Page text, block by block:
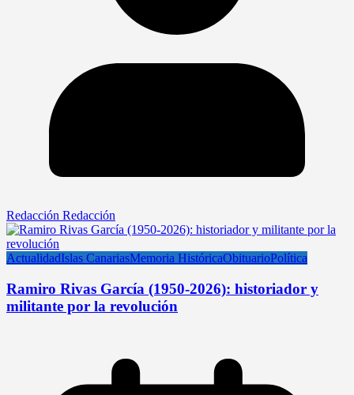
Redacción Redacción
ActualidadIslas CanariasMemoria HistóricaObituarioPolítica
Ramiro Rivas García (1950-2026): historiador y
militante por la revolución